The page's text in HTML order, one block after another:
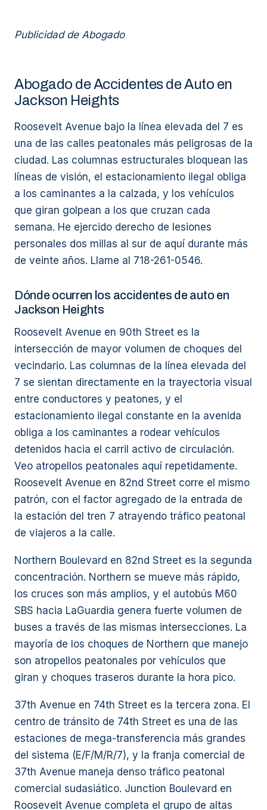
Publicidad de Abogado
Abogado de Accidentes de Auto en
Jackson Heights
Roosevelt Avenue bajo la línea elevada del 7 es
una de las calles peatonales más peligrosas de la
ciudad. Las columnas estructurales bloquean las
líneas de visión, el estacionamiento ilegal obliga
a los caminantes a la calzada, y los vehículos
que giran golpean a los que cruzan cada
semana. He ejercido derecho de lesiones
personales dos millas al sur de aquí durante más
de veinte años. Llame al 718-261-0546.
Dónde ocurren los accidentes de auto en
Jackson Heights
Roosevelt Avenue en 90th Street es la
intersección de mayor volumen de choques del
vecindario. Las columnas de la línea elevada del
7 se sientan directamente en la trayectoria visual
entre conductores y peatones, y el
estacionamiento ilegal constante en la avenida
obliga a los caminantes a rodear vehículos
detenidos hacia el carril activo de circulación.
Veo atropellos peatonales aquí repetidamente.
Roosevelt Avenue en 82nd Street corre el mismo
patrón, con el factor agregado de la entrada de
la estación del tren 7 atrayendo tráfico peatonal
de viajeros a la calle.
Northern Boulevard en 82nd Street es la segunda
concentración. Northern se mueve más rápido,
los cruces son más amplios, y el autobús M60
SBS hacia LaGuardia genera fuerte volumen de
buses a través de las mismas intersecciones. La
mayoría de los choques de Northern que manejo
son atropellos peatonales por vehículos que
giran y choques traseros durante la hora pico.
37th Avenue en 74th Street es la tercera zona. El
centro de tránsito de 74th Street es una de las
estaciones de mega-transferencia más grandes
del sistema (E/F/M/R/7), y la franja comercial de
37th Avenue maneja denso tráfico peatonal
comercial sudasiático. Junction Boulevard en
Roosevelt Avenue completa el grupo de altas